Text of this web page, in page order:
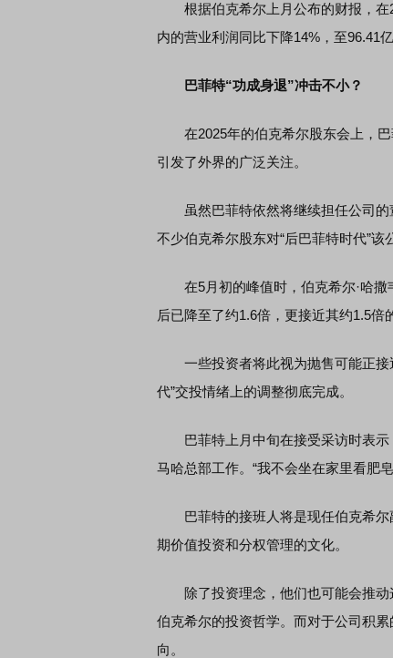
根据伯克希尔上月公布的财报，在
内的营业利润同比下降14%，至96.41亿
巴菲特“功成身退”冲击不小？
在2025年的伯克希尔股东会上，巴
引发了外界的广泛关注。
虽然巴菲特依然将继续担任公司的董
不少伯克希尔股东对“后巴菲特时代”该
在5月初的峰值时，伯克希尔·哈撒
后已降至了约1.6倍，更接近其约1.5倍
一些投资者将此视为抛售可能正接
代”交投情绪上的调整彻底完成。
巴菲特上月中旬在接受采访时表示
马哈总部工作。“我不会坐在家里看肥
巴菲特的接班人将是现任伯克希尔
期价值投资和分权管理的文化。
除了投资理念，他们也可能会推动
伯克希尔的投资哲学。而对于公司积
向。
连线｜东方财富证券陈果：A股再平衡的
债券知识通识：从基础